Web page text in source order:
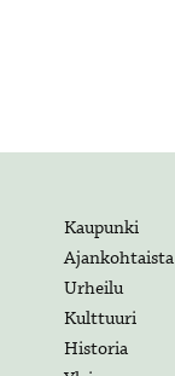
Kaupunki
Ajankohtaista
Urheilu
Kulttuuri
Historia